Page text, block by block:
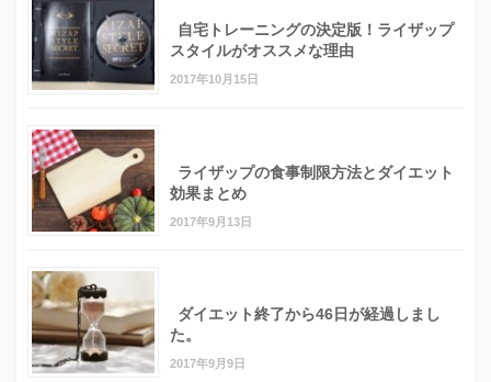
自宅トレーニングの決定版！ライザップ
スタイルがオススメな理由
2017年10月15日
ライザップの食事制限方法とダイエット
効果まとめ
2017年9月13日
ダイエット終了から46日が経過しまし
た。
2017年9月9日